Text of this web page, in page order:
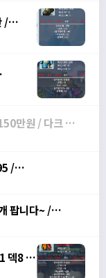
/
/
/
/
팝니다~ /
덱8 /